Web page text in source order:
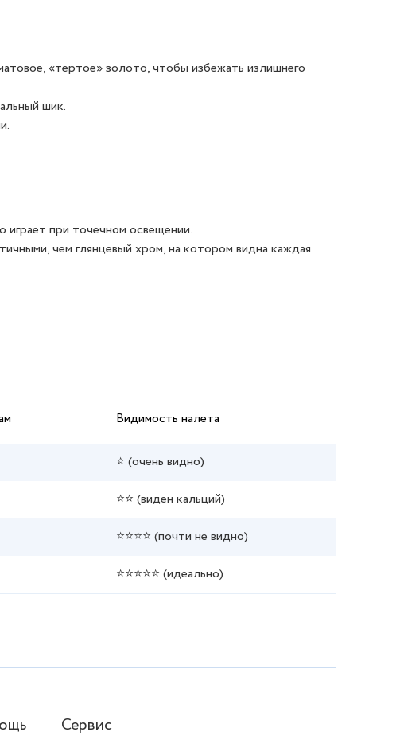
«тертое» золото, чтобы избежать излишнего
шик.
играет при точечном освещении.
чем глянцевый хром, на котором видна каждая
Видимость налета
⭐ (очень видно)
⭐⭐ (виден кальций)
⭐⭐⭐⭐ (почти не видно)
⭐⭐⭐⭐⭐ (идеально)
Сервис